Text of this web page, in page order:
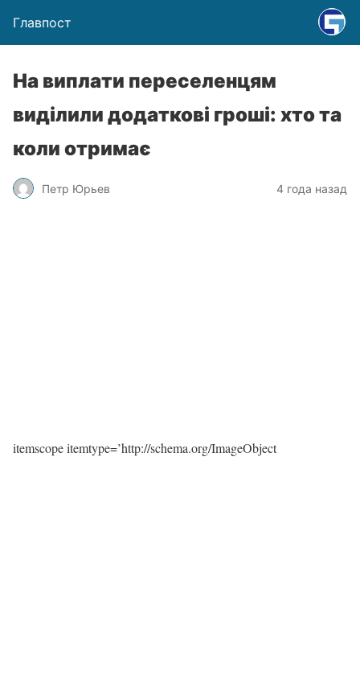
Главпост
На виплати переселенцям
виділили додаткові гроші: хто та
коли отримає
Петр Юрьев 4 года назад
itemscope itemtype=’http://schema.org/ImageObject